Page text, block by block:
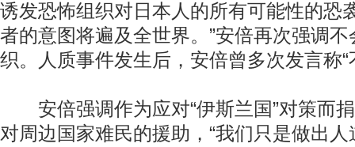
诱发恐怖组织对日本人的所有可能性的恐
者的意图将遍及全世界。”安倍再次强调
织。人质事件发生后，安倍曾多次发言称“
安倍强调作为应对“伊斯兰国”对策而
对周边国家难民的援助，“我们只是做出